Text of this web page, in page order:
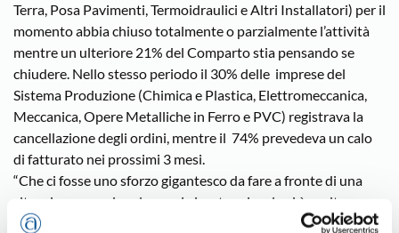
Terra, Posa Pavimenti, Termoidraulici e Altri Installatori) per il
momento abbia chiuso totalmente o parzialmente l’attività
mentre un ulteriore 21% del Comparto stia pensando se
chiudere. Nello stesso periodo il 30% delle imprese del
Sistema Produzione (Chimica e Plastica, Elettromeccanica,
Meccanica, Opere Metalliche in Ferro e PVC) registrava la
cancellazione degli ordini, mentre il 74% prevedeva un calo
di fatturato nei prossimi 3 mesi.
“Che ci fosse uno sforzo gigantesco da fare a fronte di una
situazione eccezionale e mai vissuta prima lo si è capito
subito. Con grande senso di responsabilità i nostri artigiani